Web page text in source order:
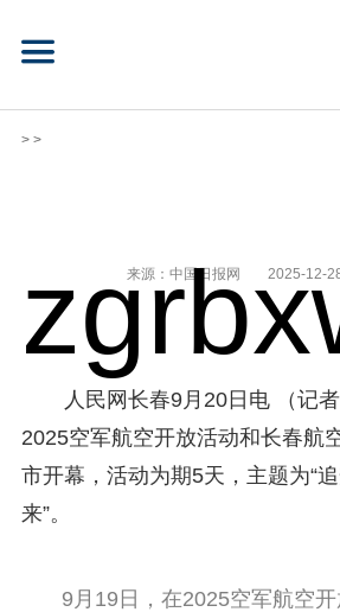
> >
来源：中国日报网 2025-12-
人民网长春9月20日电 （记
2025空军航空开放活动和长春航
市开幕，活动为期5天，主题为“
来”。
9月19日，在2025空军航空